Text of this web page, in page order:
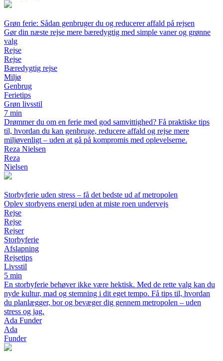
Grøn ferie: Sådan genbruger du og reducerer affald på rejsen
Gør din næste rejse mere bæredygtig med simple vaner og grønne
valg
Rejse
Rejse
Bæredygtig rejse
Miljø
Genbrug
Ferietips
Grøn livsstil
7 min
Drømmer du om en ferie med god samvittighed? Få praktiske tips
til, hvordan du kan genbruge, reducere affald og rejse mere
miljøvenligt – uden at gå på kompromis med oplevelserne.
Reza Nielsen
Reza
Nielsen
Storbyferie uden stress – få det bedste ud af metropolen
Oplev storbyens energi uden at miste roen undervejs
Rejse
Rejse
Rejser
Storbyferie
Afslapning
Rejsetips
Livsstil
5 min
En storbyferie behøver ikke være hektisk. Med de rette valg kan du
nyde kultur, mad og stemning i dit eget tempo. Få tips til, hvordan
du planlægger, bor og bevæger dig gennem metropolen – uden
stress og jag.
Ada Funder
Ada
Funder